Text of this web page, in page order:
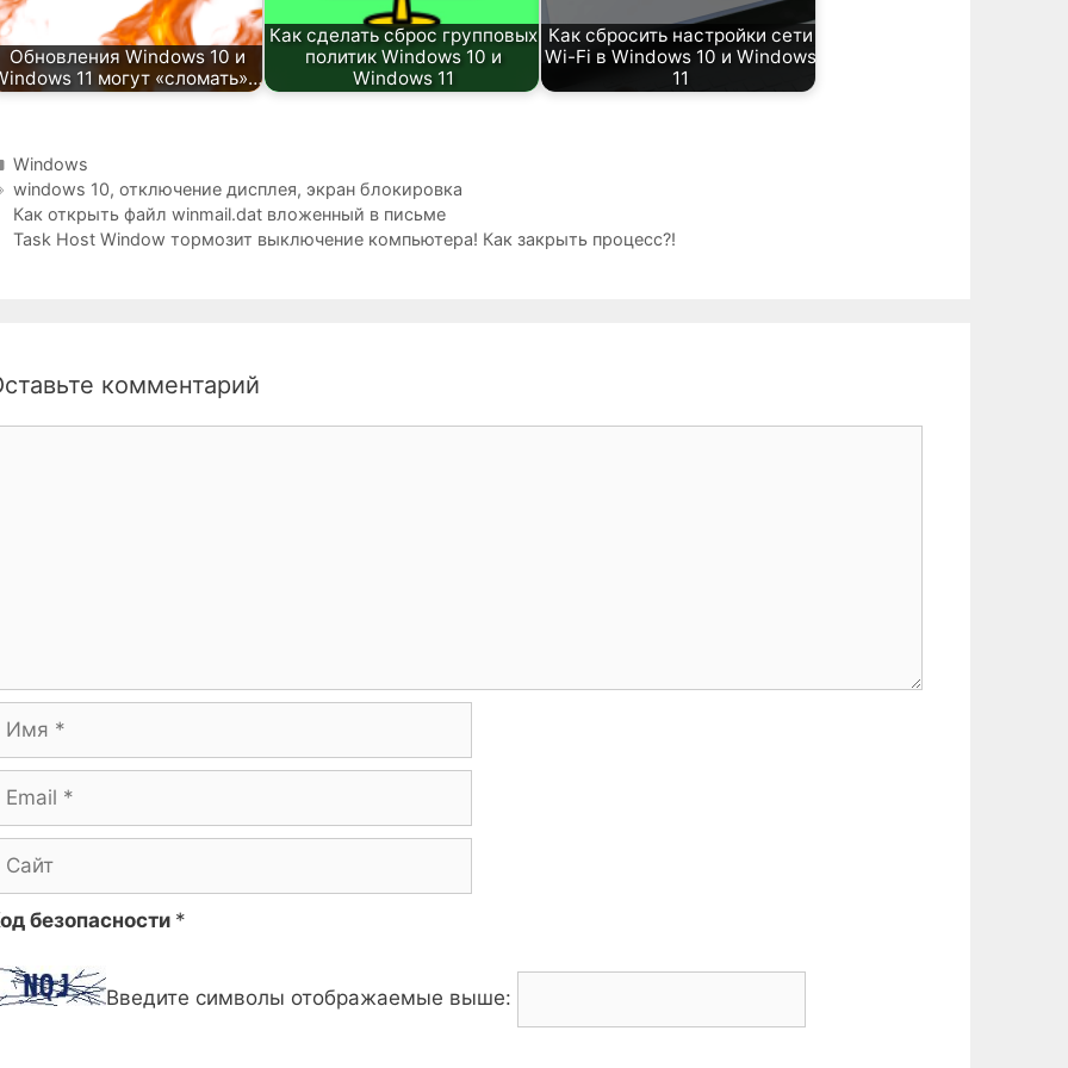
Обновления Windows 10 и
11 могут «сломать»…
Как сделать сброс групповых
политик Windows 10 и
Windows 11
Как сбросить настройки сети
Wi-Fi в Windows 10 и Windows
11
Рубрики
Windows
Метки
windows 10, отключение дисплея, экран блокировка
Как открыть файл winmail.dat вложенный в письме
Task Host Window тормозит выключение компьютера! Как закрыть процесс?!
комментарий
безопасности *
Введите символы отображаемые выше: